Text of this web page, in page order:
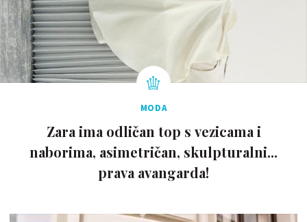
MODA
Zara ima odličan top s vezicama i
naborima, asimetričan, skulpturalni...
prava avangarda!